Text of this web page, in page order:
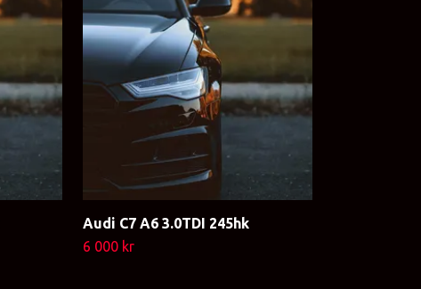
Audi C7 A6 3.0TDI 245hk
6 000 kr